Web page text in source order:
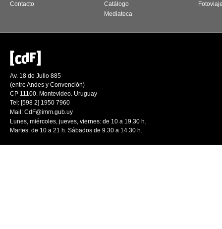
Contacto
Catálogo
Mediateca
Av. 18 de Julio 885
(entre Andes y Convención)
CP 11100. Montevideo. Uruguay
Tel: [598 2] 1950 7960
Mail: CdF@imm.gub.uy
Lunes, miércoles, jueves, viernes: de 10 a 19.30 h.
Martes: de 10 a 21 h. Sábados de 9.30 a 14.30 h.